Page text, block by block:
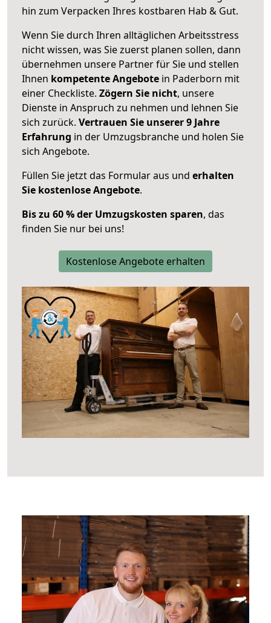
hin zum Verpacken Ihres kostbaren Hab & Gut.
Wenn Sie durch Ihren alltäglichen Arbeitsstress
nicht wissen, was Sie zuerst planen sollen, dann
übernehmen unsere Partner für Sie und stellen
Ihnen kompetente Angebote in Paderborn mit
einer Checkliste. Zögern Sie nicht, unsere
Dienste in Anspruch zu nehmen und lehnen Sie
sich zurück. Vertrauen Sie unserer 9 Jahre
Erfahrung in der Umzugsbranche und holen Sie
sich Angebote.
Füllen Sie jetzt das Formular aus und erhalten
Sie kostenlose Angebote.
Bis zu 60 % der Umzugskosten sparen, das
finden Sie nur bei uns!
Kostenlose Angebote erhalten